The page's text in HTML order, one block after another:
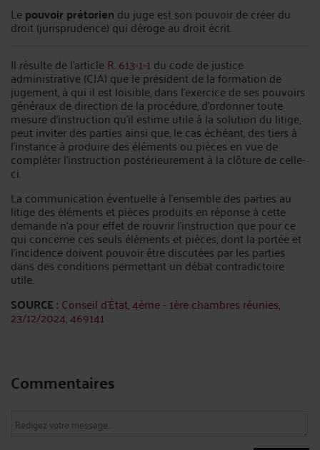
Lepouvoir prétorien du juge est son pouvoir de créer du
droit (jurisprudence) qui déroge au droit écrit.
Il résulte de l’articleR. 613-1-1du code de justice
administrative (CJA) que le président de la formation de
jugement, à qui il est loisible, dans l’exercice de ses pouvoirs
généraux de direction de la procédure, d’ordonner toute
mesure d’instruction qu’il estime utile à la solution du litige,
peut inviter des parties ainsi que, le cas échéant, des tiers à
l’instance à produire des éléments ou pièces en vue de
compléter l’instruction postérieurement à la clôture de celle-
ci.
La communication éventuelle à l’ensemble des parties au
litige des éléments et pièces produits en réponse à cette
demande n’a pour effet de rouvrir l’instruction que pour ce
qui concerne ces seuls éléments et pièces, dont la portée et
l’incidence doivent pouvoir être discutées par les parties
dans des conditions permettant un débat contradictoire
utile.
SOURCE : Conseil d'État, 4ème - 1ère chambres réunies,
23/12/2024, 469141
Commentaires